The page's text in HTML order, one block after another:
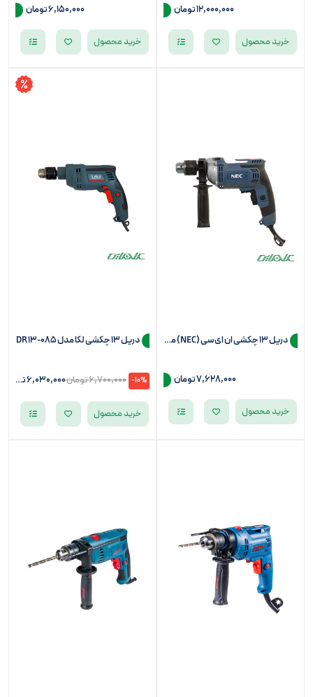
12,000,000تومان
خرید محصول
6,150,000تومان
خرید محصول
دریل 13 چکشی ان ای سی (NEC) مدل 6139
7,628,000تومان
خرید محصول
دریل 13 چکشی لکا مدل DR13-085
-10%
6,700,000تومان6,030,000تومان
خرید محصول